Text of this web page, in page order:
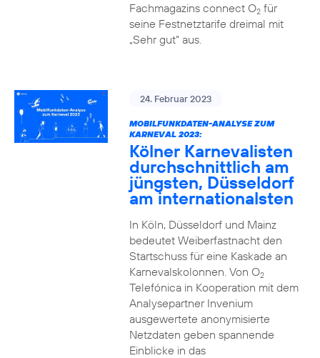
Fachmagazins connect O2für
seine Festnetztarife dreimal mit
„Sehr gut“ aus.
24. Februar 2023
MOBILFUNKDATEN-ANALYSE ZUM
KARNEVAL 2023:
Kölner Karnevalisten
durchschnittlich am
jüngsten, Düsseldorf
am internationalsten
In Köln, Düsseldorf und Mainz
bedeutet Weiberfastnacht den
Startschuss für eine Kaskade an
Karnevalskolonnen. Von O2
Telefónica in Kooperation mit dem
Analysepartner Invenium
ausgewertete anonymisierte
Netzdaten geben spannende
Einblicke in das